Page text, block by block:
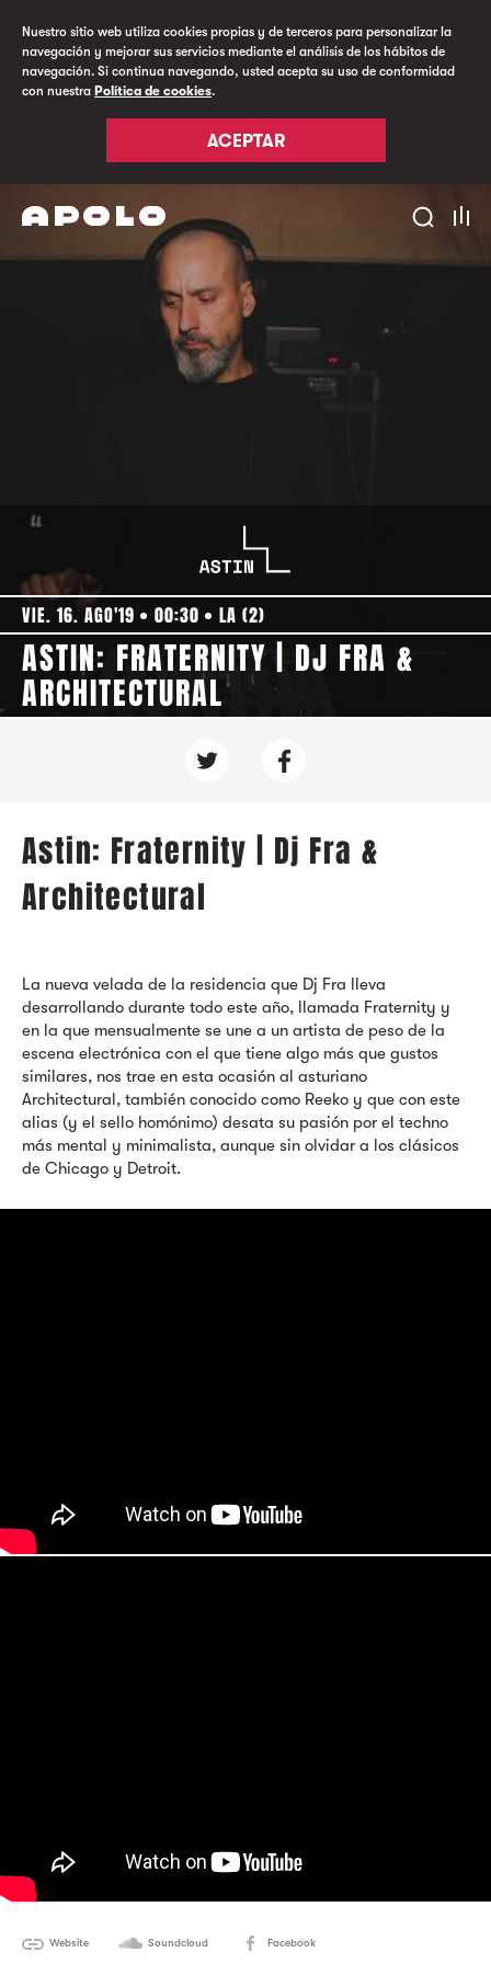
Nuestro sitio web utiliza cookies propias y de terceros para personalizar la
navegación y mejorar sus servicios mediante el análisis de los hábitos de
navegación. Si continua navegando, usted acepta su uso de conformidad
con nuestra Política de cookies.
ACEPTAR
VIE. 16. AGO'19 00:30 LA (2)
ASTIN: FRATERNITY | DJ FRA &
ARCHITECTURAL
Astin: Fraternity | Dj Fra &
Architectural
La nueva velada de la residencia que Dj Fra lleva
desarrollando durante todo este año, llamada Fraternity y
en la que mensualmente se une a un artista de peso de la
escena electrónica con el que tiene algo más que gustos
similares, nos trae en esta ocasión al asturiano
Architectural, también conocido como Reeko y que con este
alias (y el sello homónimo) desata su pasión por el techno
más mental y minimalista, aunque sin olvidar a los clásicos
de Chicago y Detroit.
Website Soundcloud Facebook